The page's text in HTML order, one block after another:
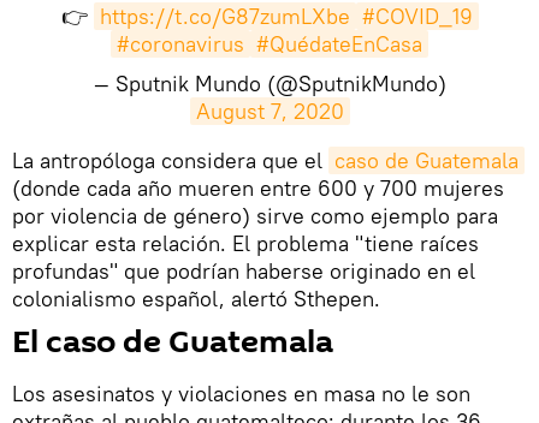
👉 https://t.co/G87zumLXbe #COVID_19
#coronavirus #QuédateEnCasa
— Sputnik Mundo (@SputnikMundo)
August 7, 2020
​La antropóloga considera que el caso de Guatemala
(donde cada año mueren entre 600 y 700 mujeres
por violencia de género) sirve como ejemplo para
explicar esta relación. El problema "tiene raíces
profundas" que podrían haberse originado en el
colonialismo español, alertó Sthepen.
El caso de Guatemala
Los asesinatos y violaciones en masa no le son